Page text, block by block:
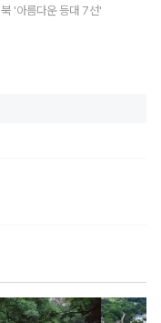
'아름다운 등대 7선'